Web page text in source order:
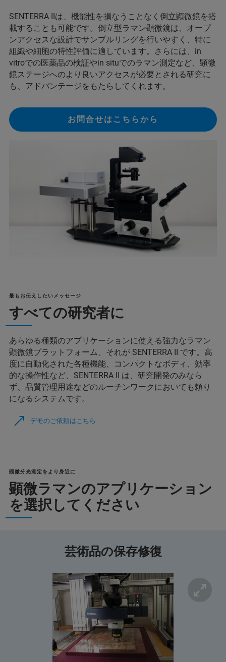
SENTERRA IIは、機能性を損なうことなく倒立顕微鏡を搭
載することも可能です。倒立型ラマン顕微鏡は、オープ
ンアクセスな設計でサンプルリングを行いやすく、特に
組織や細胞の特性評価に適しています。さらには、in
vitroでの医薬品の検証やin situでのラマン測定など、顕微
鏡ステージへのより良いアクセスが必要とされる研究に
も、アドバンテージをもたらしてくれます。
お問合せはこちらから
最もお伝えしたいメッセージ
すべての研究者に
あらゆる種類のアプリケーションに使える強力なラマン
顕微鏡プラットフォーム、それが SENTERRA II です。高
度に自動化された各種機能、コンパクトなボディ、効率
的な操作性など、SENTERRA II は、研究開発のみなら
ず、品質管理用途などのルーチンワークにおいても頼り
になるシステムです。
デモのご依頼はこちら
顕微分光測定をより身近に
顕微ラマンのアプリケーション
を選択してください
芸術品の保存修復